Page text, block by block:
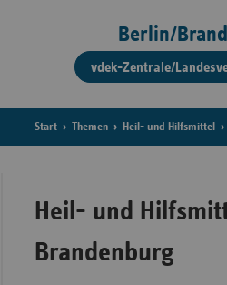
Berlin/
vdek-Zentrale/
Start Themen Heil- und Hilfsmittel
Heil- und
Brandenburg